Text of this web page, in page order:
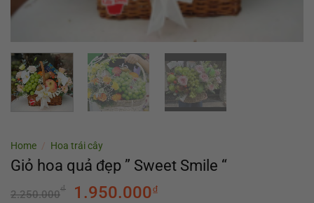
Home / Hoa trái cây
Giỏ hoa quả đẹp ” Sweet Smile “
2.250.000₫ 1.950.000₫